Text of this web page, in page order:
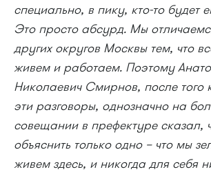
специально, в пику, кто-то будет
Это просто абсурд. Мы
других округов Москвы тем, что
живем и работаем. Поэтому
Николаевич Смирнов, после того
эти разговоры, однозначно на
совещании в префектуре сказал,
объяснить только одно – что мы
живем здесь, и никогда для себя